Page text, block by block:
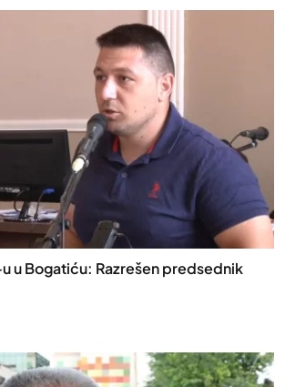
u Bogatiću: Razrešen predsednik